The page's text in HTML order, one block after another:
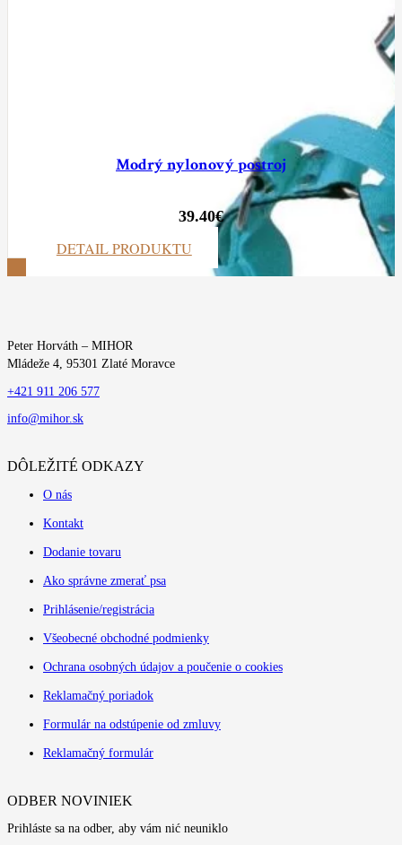
Modrý nylonový postroj
39.40€
DETAIL PRODUKTU
Peter Horváth – MIHOR
Mládeže 4, 95301 Zlaté Moravce
+421 911 206 577
info@mihor.sk
DÔLEŽITÉ ODKAZY
O nás
Kontakt
Dodanie tovaru
Ako správne zmerať psa
Prihlásenie/registrácia
Všeobecné obchodné podmienky
Ochrana osobných údajov a poučenie o cookies
Reklamačný poriadok
Formulár na odstúpenie od zmluvy
Reklamačný formulár
ODBER NOVINIEK
Prihláste sa na odber, aby vám nić neuniklo